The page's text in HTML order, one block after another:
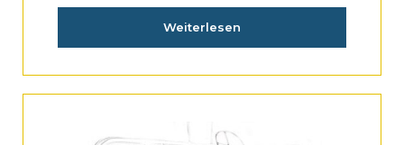
Weiterlesen